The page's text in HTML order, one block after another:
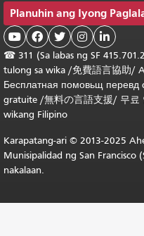
Planuhin ang Iyong
    
☎ 311 (Sa labas ng SF
tulong sa wika /免費語言協助/
Бесплатная помовьщ перевд
gratuite /無料の言語支援/ 무료
wikang Filipino
Karapatang-ari © 2013-2025
Munisipalidad ng San Francisco
nakalaan.